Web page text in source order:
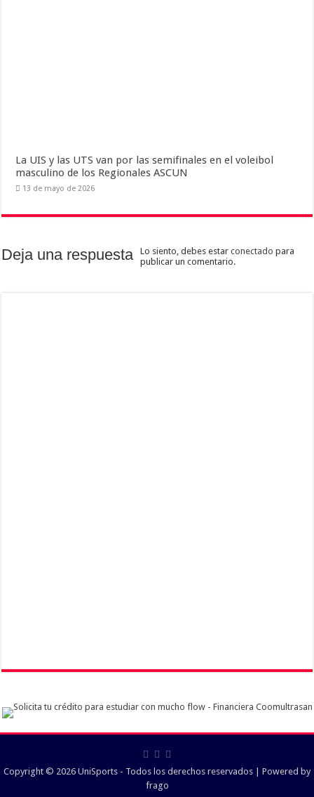
La UIS y las UTS van por las semifinales en el voleibol
masculino de los Regionales ASCUN
13 de mayo de 2026
Deja una respuesta Lo siento, debes estarconectado para
publicar un comentario.
Copyright © 2026 UniSports - Todos los derechos reservados | Powered by
frago